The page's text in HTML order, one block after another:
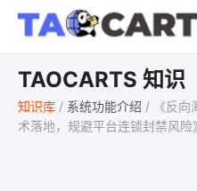
TAOCARTS 知识
知识库 / 系统功能介绍 /
《反
术落地，规避平台连锁封禁风险